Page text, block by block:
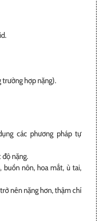
hợp nặng).
các phương pháp tự
nặng.
nôn, hoa mắt, ù tai,
nên nặng hơn, thậm chí